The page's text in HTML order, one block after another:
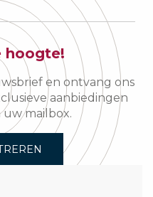
hoogte!
en ontvang ons
aanbiedingen
mailbox.